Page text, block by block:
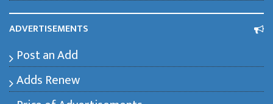
ADVERTISEMENTS
Post an Add
Adds Renew